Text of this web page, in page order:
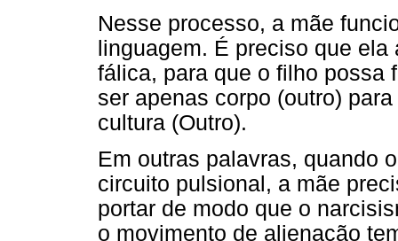
Nesse processo, a mãe
linguagem. É preciso que
fálica, para que o filho possa
ser apenas corpo (outro)
cultura (Outro).
Em outras palavras, quando
circuito pulsional, a mãe
portar de modo que o
o movimento de alienação